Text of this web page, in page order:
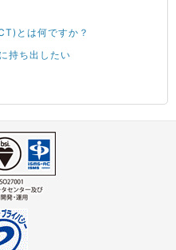
とは何ですか？
持ち出したい